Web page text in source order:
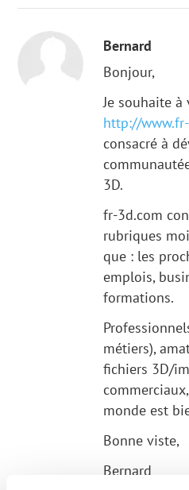
Bernard
Bonjour,
Je souhaite
http://
consacré à
3D.
fr-3d.com
rubriques
que : les
emplois,
formations.
métiers),
fichiers 3D/
monde est
Bonne viste,
Bernard